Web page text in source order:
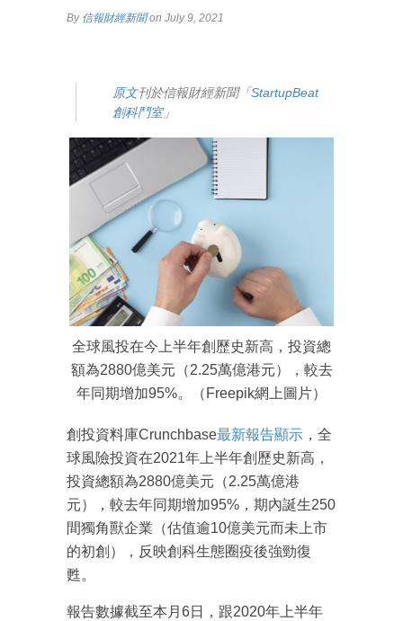
By 信報財經新聞on July 9, 2021
原文刊於信報財經新聞「StartupBeat
創科鬥室」
全球風投在今上半年創歷史新高，投資總
額為2880億美元（2.25萬億港元），較去
年同期增加95%。（Freepik網上圖片）
創投資料庫Crunchbase最新報告顯示 ，全
球風險投資在2021年上半年創歷史新高，
投資總額為2880億美元（2.25萬億港
元），較去年同期增加95%，期內誕生250
間獨角獸企業（估值逾10億美元而未上市
的初創），反映創科生態圈疫後強勁復
甦。
報告數據截至本月6日，跟2020年上半年